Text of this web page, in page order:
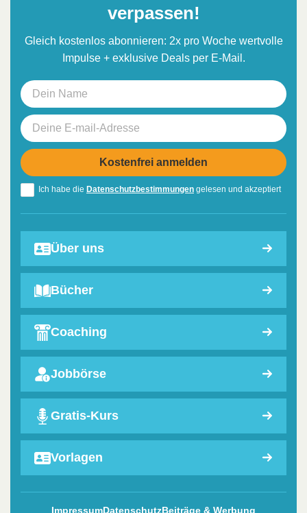
verpassen!
Gleich kostenlos abonnieren: 2x pro Woche wertvolle
Impulse + exklusive Deals per E-Mail.
Ich habe die Datenschutzbestimmungen gelesen und akzeptiert
Über uns
Bücher
Coaching
Jobbörse
Gratis-Kurs
Vorlagen
ImpressumDatenschutzBeiträge & Werbung